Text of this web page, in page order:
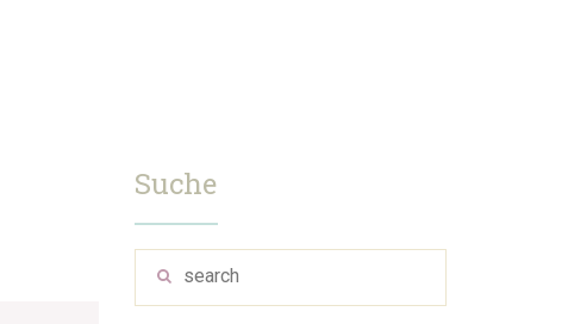
Suche